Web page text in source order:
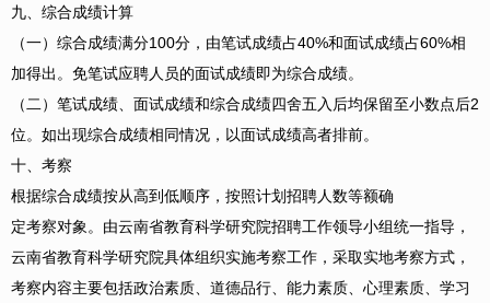
九、综合成绩计算
（一）综合成绩满分100分，由笔试成绩占40%和面试成绩占60%相
加得出。免笔试应聘人员的面试成绩即为综合成绩。
（二）笔试成绩、面试成绩和综合成绩四舍五入后均保留至小数点后2
位。如出现综合成绩相同情况，以面试成绩高者排前。
十、考察
根据综合成绩按从高到低顺序，按照计划招聘人数等额确
定考察对象。由云南省教育科学研究院招聘工作领导小组统一指导，
云南省教育科学研究院具体组织实施考察工作，采取实地考察方式，
考察内容主要包括政治素质、道德品行、能力素质、心理素质、学习